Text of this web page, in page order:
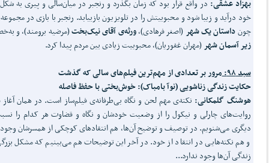
بهزاد عشقی: در واقع قرار بود که زمان بگذرد و رنجبر در میان‌سالی و پیری به
خود درآید و زیبا شود و محبوبیتش را در تلویزیون بازبیابد. رنجبر با بازی در
چونداستان یک شهر (اصغر فرهادی)،ورثه‌ی آقای نیک‌بخت(مرضیه برومند)، و
زیر آسمان شهر (مهران غفوریان)، محبوبیت زیادی بین مردم پیدا کرد.
سبد ۹۸:
مرور بر تعدادی از مهم‌ترین فیلم‌های سالی که گذشت
حکایت زندگی زناشویی (نوآ بامباک): خوش‌بختی با حفظ فاصله
هوشنگ گلمکانی: نکته‌ی مهم لحن و نگاه بی‌طرفانه‌ی فیلم‌ساز است. در همان آغاز
روایت‌های چارلی و نیکول را از وضعیت خودشان و نگاه و قضاوت هر کدام را
دیگری می‌شنویم. در توصیف و توضیح آن‌ها، هم انتقادهای کوچکی از همسرشان
و هم نکته‌هایی در انتقاد از خود. در آخر این توضیحات هم می‌بینیم که مشکل
زندگی آن‌ها وجود ندارد...